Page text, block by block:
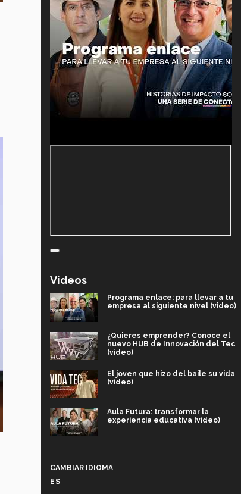
Videos
Programa enlace: para llevar a tu
empresa al siguiente nivel (video)
¿Quieres emprender? Conoce el
nuevo HUB de Innovación del Tec
(video)
El joven que hizo del baile su vida
(video)
Aula Futura: transformar la
experiencia educativa (video)
CAMBIAR IDIOMA
ES